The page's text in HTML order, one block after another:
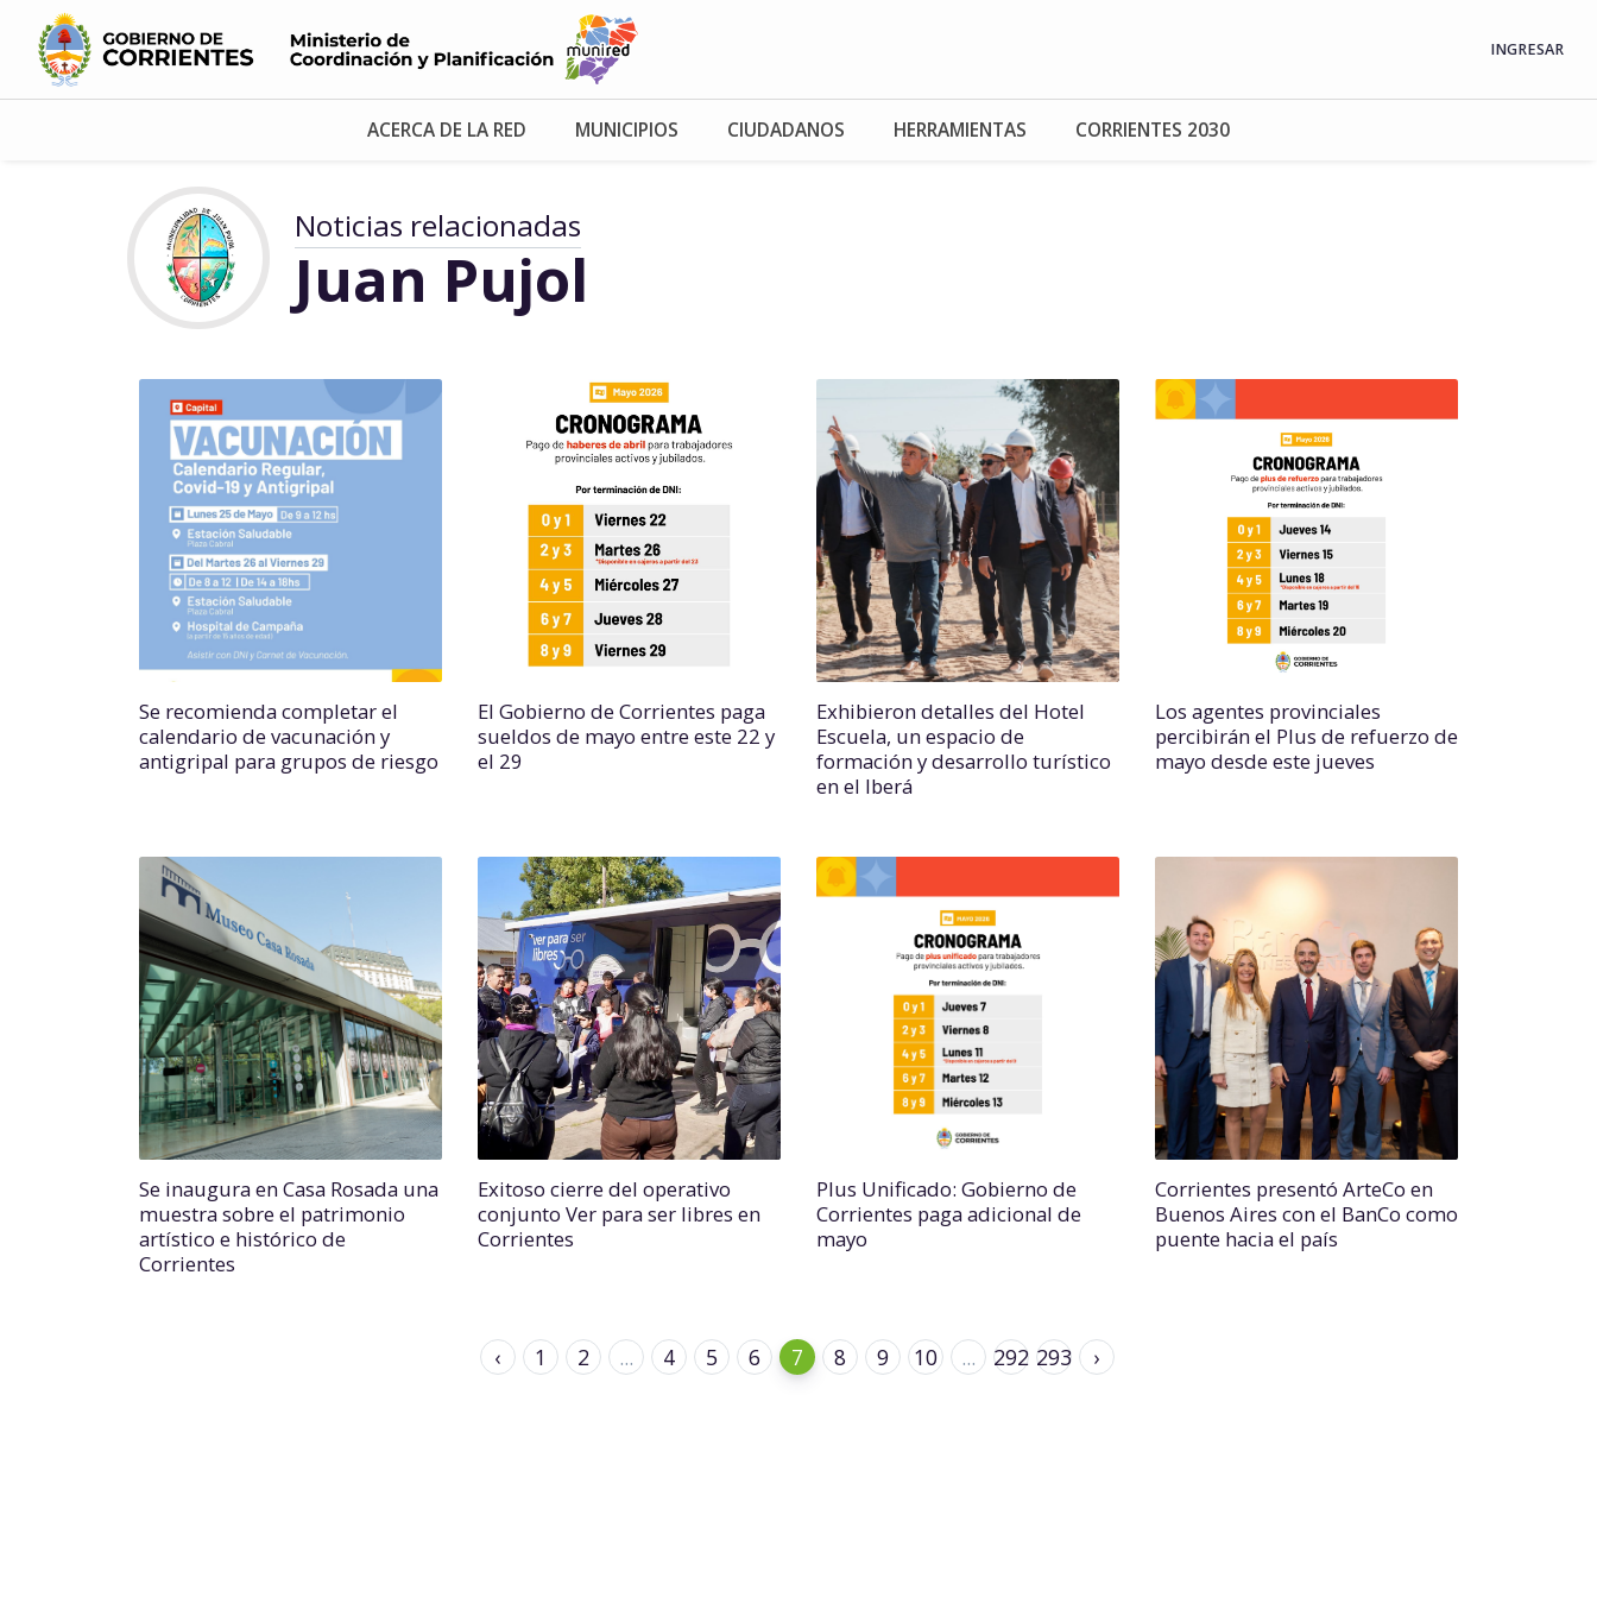
INGRESAR
ACERCA DE LA RED MUNICIPIOS CIUDADANOS HERRAMIENTAS CORRIENTES 2030
Noticias relacionadas
Juan Pujol
Se recomienda completar el
calendario de vacunación y
antigripal para grupos de riesgo
El Gobierno de Corrientes paga
sueldos de mayo entre este 22 y
el 29
Exhibieron detalles del Hotel
Escuela, un espacio de
formación y desarrollo turístico
en el Iberá
Los agentes provinciales
percibirán el Plus de refuerzo de
mayo desde este jueves
Se inaugura en Casa Rosada una
muestra sobre el patrimonio
artístico e histórico de
Corrientes
Exitoso cierre del operativo
conjunto Ver para ser libres en
Corrientes
Plus Unificado: Gobierno de
Corrientes paga adicional de
mayo
Corrientes presentó ArteCo en
Buenos Aires con el BanCo como
puente hacia el país
‹ 1 2 ... 4 5 6 7 8 9 10 ... 292 293 ›